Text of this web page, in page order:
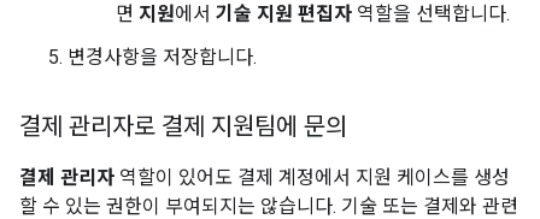
면 지원에서 기술 지원 편집자 역할을 선택합니다.
변경사항을 저장합니다.
결제 관리자로 결제 지원팀에 문의
결제 관리자 역할이 있어도 결제 계정에서 지원 케이스를 생성
할 수 있는 권한이 부여되지는 않습니다. 기술 또는 결제와 관련